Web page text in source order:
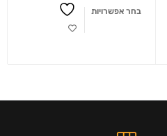
בחר אפשרויות